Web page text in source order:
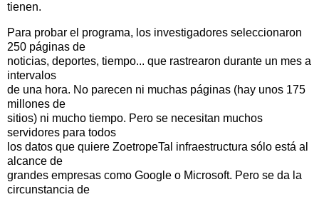
tienen.
Para probar el programa, los investigadores seleccionaron
250 páginas de
noticias, deportes, tiempo... que rastrearon durante un mes a
intervalos
de una hora. No parecen ni muchas páginas (hay unos 175
millones de
sitios) ni mucho tiempo. Pero se necesitan muchos
servidores para todos
los datos que quiere ZoetropeTal infraestructura sólo está al
alcance de
grandes empresas como Google o Microsoft. Pero se da la
circunstancia de